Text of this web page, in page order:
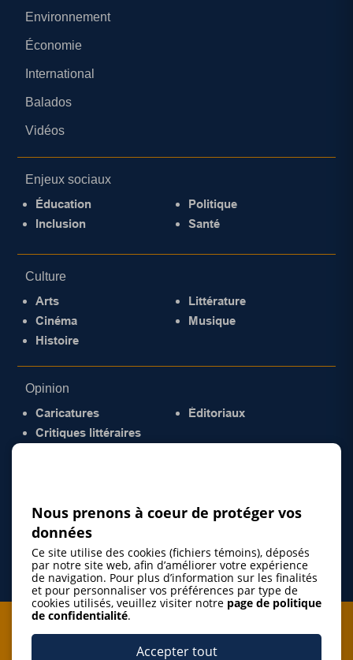
Environnement
Économie
International
Balados
Vidéos
Enjeux sociaux
Éducation
Inclusion
Politique
Santé
Culture
Arts
Cinéma
Histoire
Littérature
Musique
Opinion
Caricatures
Critiques littéraires
Éditoriaux
Je m'abonne à l'infolettre
Nous prenons à coeur de protéger vos
données
Ce site utilise des cookies (fichiers témoins), déposés
par notre site web, afin d’améliorer votre expérience
de navigation. Pour plus d’information sur les finalités
et pour personnaliser vos préférences par type de
cookies utilisés, veuillez visiter notre page de politique
de confidentialité.
Accepter tout